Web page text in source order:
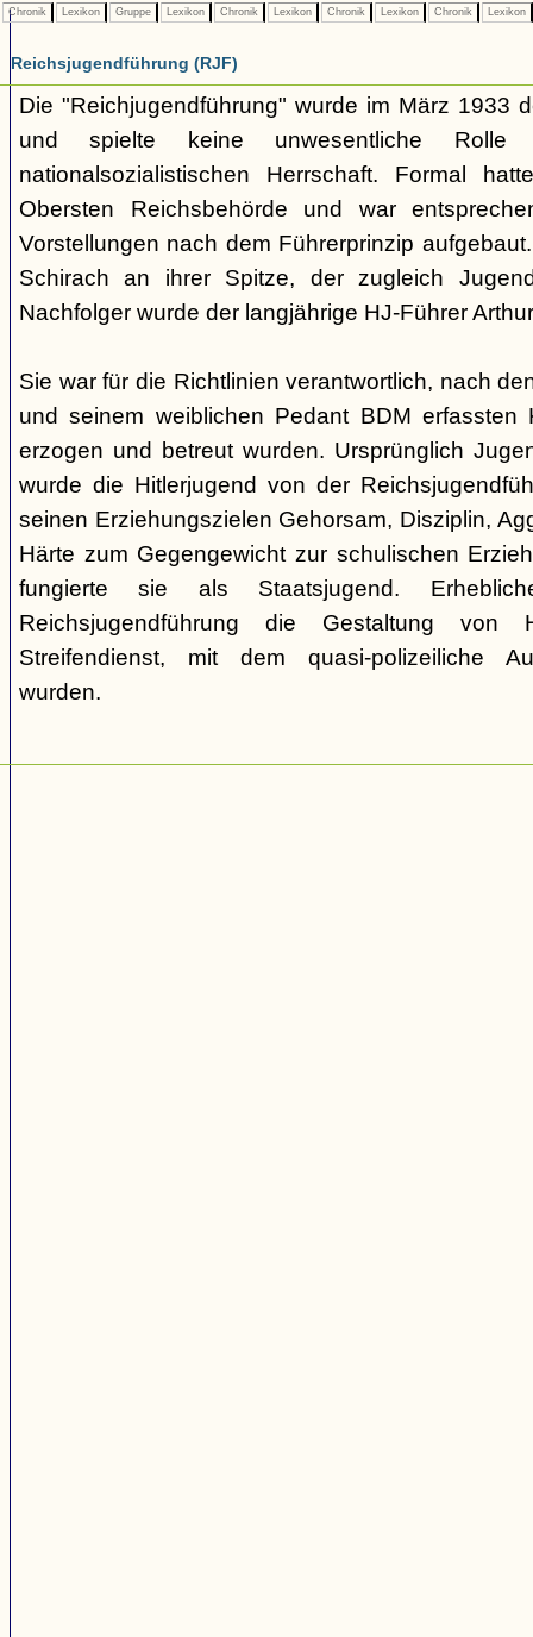
Chronik Lexikon Gruppe Lexikon Chronik Lexikon Chronik Lexikon Chronik Lexikon
Reichsjugendführung (RJF)
Die "Reichjugendführung" wurde im März 1933
und spielte keine unwesentliche Rolle
nationalsozialistischen Herrschaft. Formal
Obersten Reichsbehörde und war
Vorstellungen nach dem Führerprinzip
Schirach an ihrer Spitze, der zugleich
Nachfolger wurde der langjährige HJ-Führer
Sie war für die Richtlinien verantwortlich, nach
und seinem weiblichen Pedant BDM erfassten
erzogen und betreut wurden. Ursprünglich
wurde die Hitlerjugend von der
seinen Erziehungszielen Gehorsam, Disziplin,
Härte zum Gegengewicht zur schulischen
fungierte sie als Staatsjugend.
Reichsjugendführung die Gestaltung von
Streifendienst, mit dem quasi-polizeiliche
wurden.